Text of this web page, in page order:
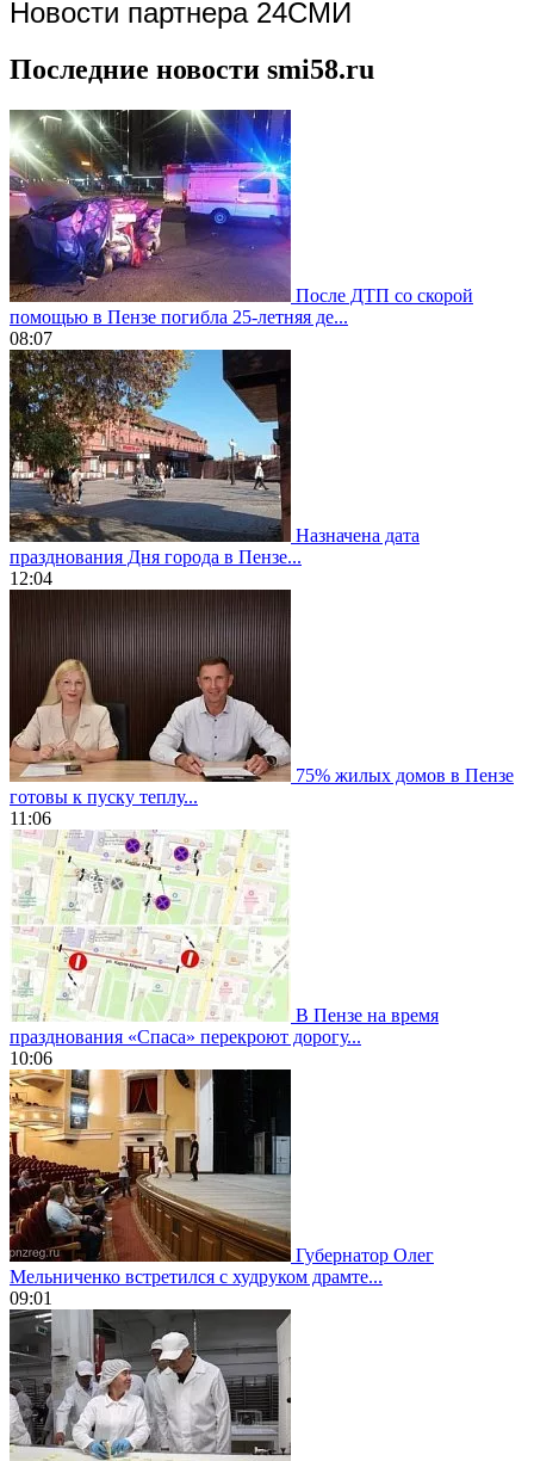
Новости партнера 24СМИ
Последние новости smi58.ru
После ДТП со скорой
помощью в Пензе погибла 25-летняя де...
08:07
Назначена дата
празднования Дня города в Пензе...
12:04
75% жилых домов в Пензе
готовы к пуску теплу...
11:06
В Пензе на время
празднования «Спаса» перекроют дорогу...
10:06
Губернатор Олег
Мельниченко встретился с худруком драмте...
09:01